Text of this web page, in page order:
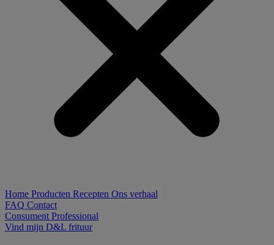
Home Producten Recepten Ons verhaal
FAQ Contact
Consument Professional
Vind mijn D&L frituur